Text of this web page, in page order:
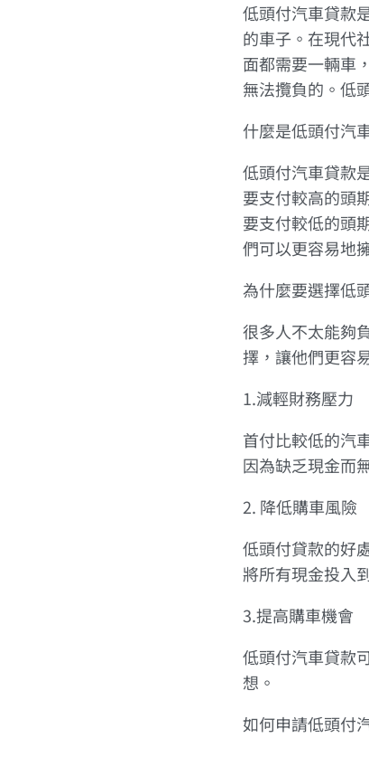
低頭付汽車貸款
的車子。在現代
面都需要一輛車
無法攬負的。低
什麼是低頭付汽
低頭付汽車貸款
要支付較高的頭
要支付較低的頭
們可以更容易地
為什麼要選擇低
很多人不太能夠
擇，讓他們更容
1.減輕財務壓力
首付比較低的汽
因為缺乏現金而
2. 降低購車風險
低頭付貸款的好
將所有現金投入
3.提高購車機會
低頭付汽車貸款
想。
如何申請低頭付